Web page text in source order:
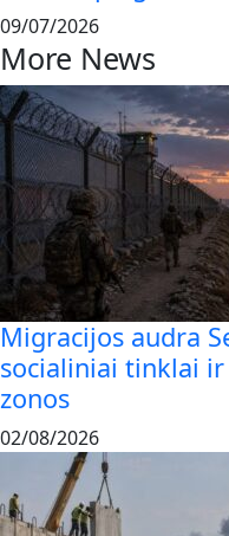
09/07/2026
More News
Migracijos audra
socialiniai tinklai ir
zonos
02/08/2026